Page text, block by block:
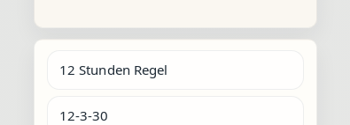
12 Stunden Regel
12-3-30